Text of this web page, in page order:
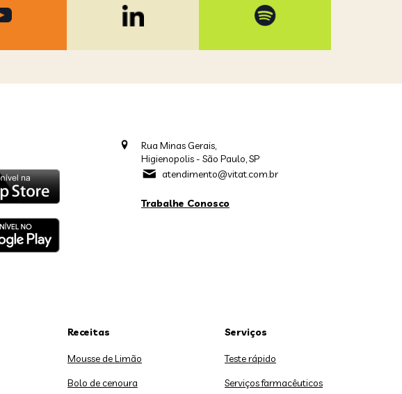
Rua Minas Gerais,
Higienopolis - São Paulo, SP
atendimento@vitat.com.br
Trabalhe Conosco
Receitas
Mousse de Limão
Bolo de cenoura
Serviços
Teste rápido
Serviços farmacêuticos